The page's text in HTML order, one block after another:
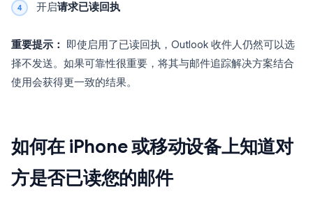
开启请求已读回执
重要提示：
即使启用了已读回执，Outlook 收件人仍然可以选
择不发送。如果可靠性很重要，将其与邮件追踪解决方案结合
使用会获得更一致的结果。
如何在 iPhone 或移动设备上知道对
方是否已读您的邮件